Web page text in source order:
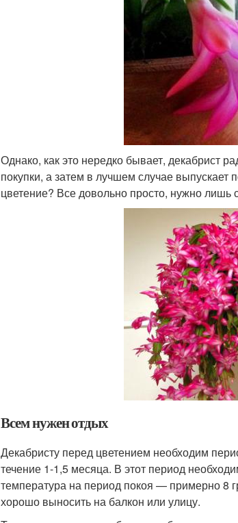
Однако, как это нередко бывает, декабрист
покупки, а затем в лучшем случае выпускает
цветение? Все довольно просто, нужно лишь
Всем нужен отдых
Декабристу перед цветением необходим
течение 1-1,5 месяца. В этот период
температура на период покоя — примерно 8
хорошо выносить на балкон или улицу.